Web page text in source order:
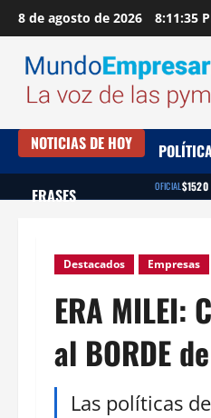
Saltar
al
contenido
8 de agosto de 2026 8:11:36
NOTICIAS DE HOY
FRASES OFICIAL$1520
Destacados Empresas
ERA MILEI:
al BORDE
Las políticas